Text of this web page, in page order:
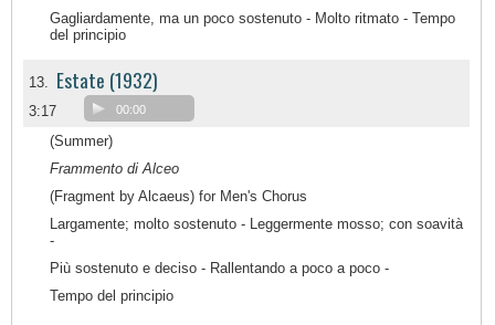
Gagliardamente, ma un poco sostenuto - Molto ritmato - Tempo
del principio
13. Estate (1932)
3:17 00:00
(Summer)
Frammento di Alceo
(Fragment by Alcaeus) for Men's Chorus
Largamente; molto sostenuto - Leggermente mosso; con soavità
-
Più sostenuto e deciso - Rallentando a poco a poco -
Tempo del principio